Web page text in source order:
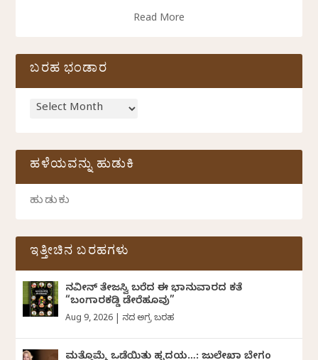
Read More
ಬರಹ ಭಂಡಾರ
ಹಳೆಯವನ್ನು ಹುಡುಕಿ
ಇತ್ತೀಚಿನ ಬರಹಗಳು
ನವೀನ್‌ ತೇಜಸ್ವಿ ಬರೆದ ಈ ಭಾನುವಾರದ ಕತೆ
“ಬಂಗಾರಕಡ್ಡಿ ಡೇರೆಹೂವು”
Aug 9, 2026 ದಿನದ ಅಗ್ರ ಬರಹ